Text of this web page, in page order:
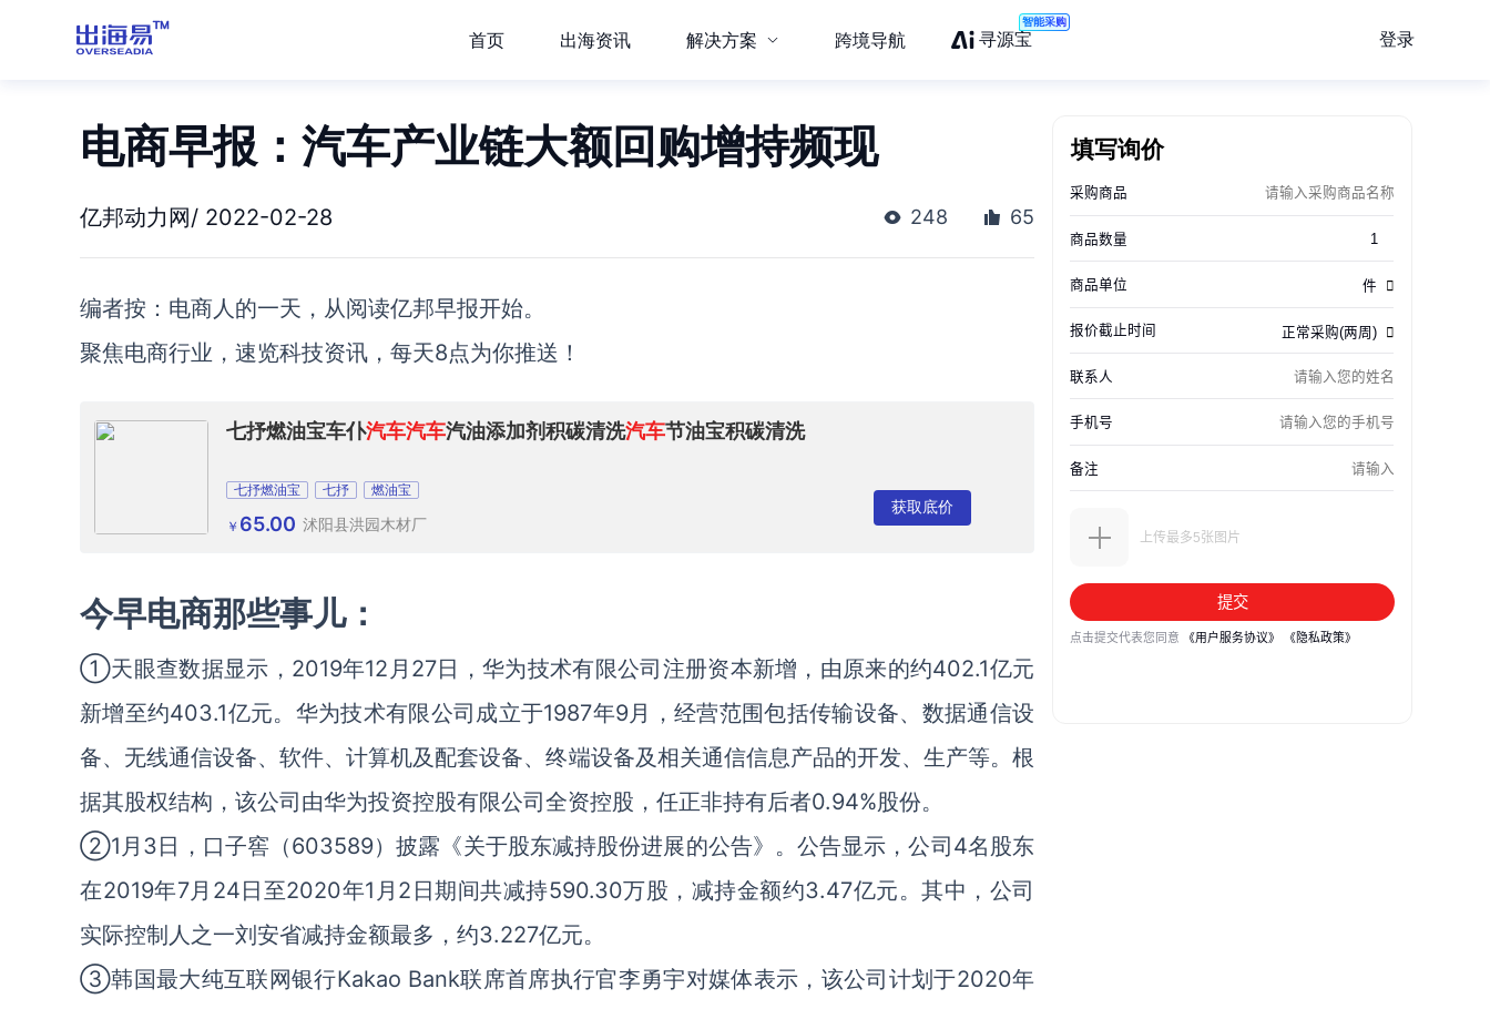
首页 出海资讯 解决方案 跨境导航 寻源宝
智能采购
登录
电商早报：汽车产业链大额回购增持频现
亿邦动力网/ 2022-02-28 248 65
编者按：电商人的一天，从阅读亿邦早报开始。
聚焦电商行业，速览科技资讯，每天8点为你推送！
七抒燃油宝车仆汽车汽车汽油添加剂积碳清洗汽车节油宝积碳清洗
七抒燃油宝 七抒 燃油宝
￥ 65.00 沭阳县洪园木材厂
获取底价
今早电商那些事儿：
①天眼查数据显示，2019年12月27日，华为技术有限公司注册资本新增，由原来的约402.1亿元
新增至约403.1亿元。华为技术有限公司成立于1987年9月，经营范围包括传输设备、数据通信设
备、无线通信设备、软件、计算机及配套设备、终端设备及相关通信信息产品的开发、生产等。根
据其股权结构，该公司由华为投资控股有限公司全资控股，任正非持有后者0.94%股份。
②1月3日，口子窖（603589）披露《关于股东减持股份进展的公告》。公告显示，公司4名股东
在2019年7月24日至2020年1月2日期间共减持590.30万股，减持金额约3.47亿元。其中，公司
实际控制人之一刘安省减持金额最多，约3.227亿元。
③韩国最大纯互联网银行Kakao Bank联席首席执行官李勇宇对媒体表示，该公司计划于2020年
填写询价